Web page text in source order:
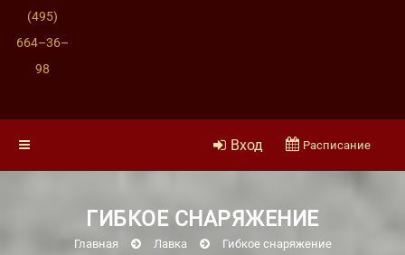
(495)
664–36–
98
Вход Расписание
ГИБКОЕ СНАРЯЖЕНИЕ
Главная Лавка Гибкое снаряжение